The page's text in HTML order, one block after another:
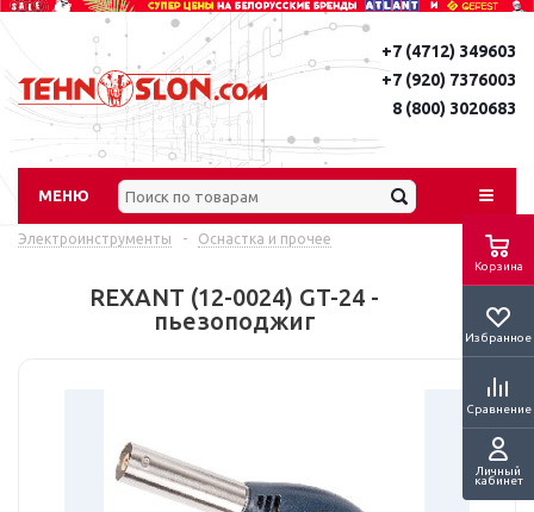
Корзина
Избранное
Сравнение
Личный
кабинет
+7 (4712) 349603
+7 (920) 7376003
8 (800) 3020683
МЕНЮ
Электроинструменты - Оснастка и прочее
REXANT (12-0024) GT-24 -
пьезоподжиг